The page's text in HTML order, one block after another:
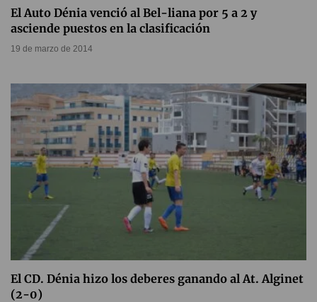
El Auto Dénia venció al Bel-liana por 5 a 2 y
asciende puestos en la clasificación
19 de marzo de 2014
El CD. Dénia hizo los deberes ganando al At. Alginet
(2-0)